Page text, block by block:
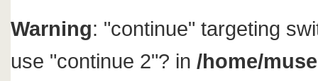
Warning: "continue" targeting
use "continue 2"? in /home/